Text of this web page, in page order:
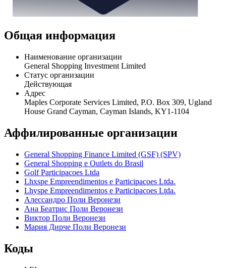
Общая информация
Наименование организации
General Shopping Investment Limited
Статус организации
Адрес
Maples Corporate Services Limited, P.O. Box 309, Ugland
Аффилированные организации
General Shopping Finance Limited (GSF) (SPV)
General Shopping e Outlets do Brasil
Golf Participacoes Ltda
Lhxspe Empreendimentos e Participacoes Ltda.
Lhyspe Empreendimentos e Participacoes Ltda.
Алессандро Поли Веронези
Виктор Поли Веронези